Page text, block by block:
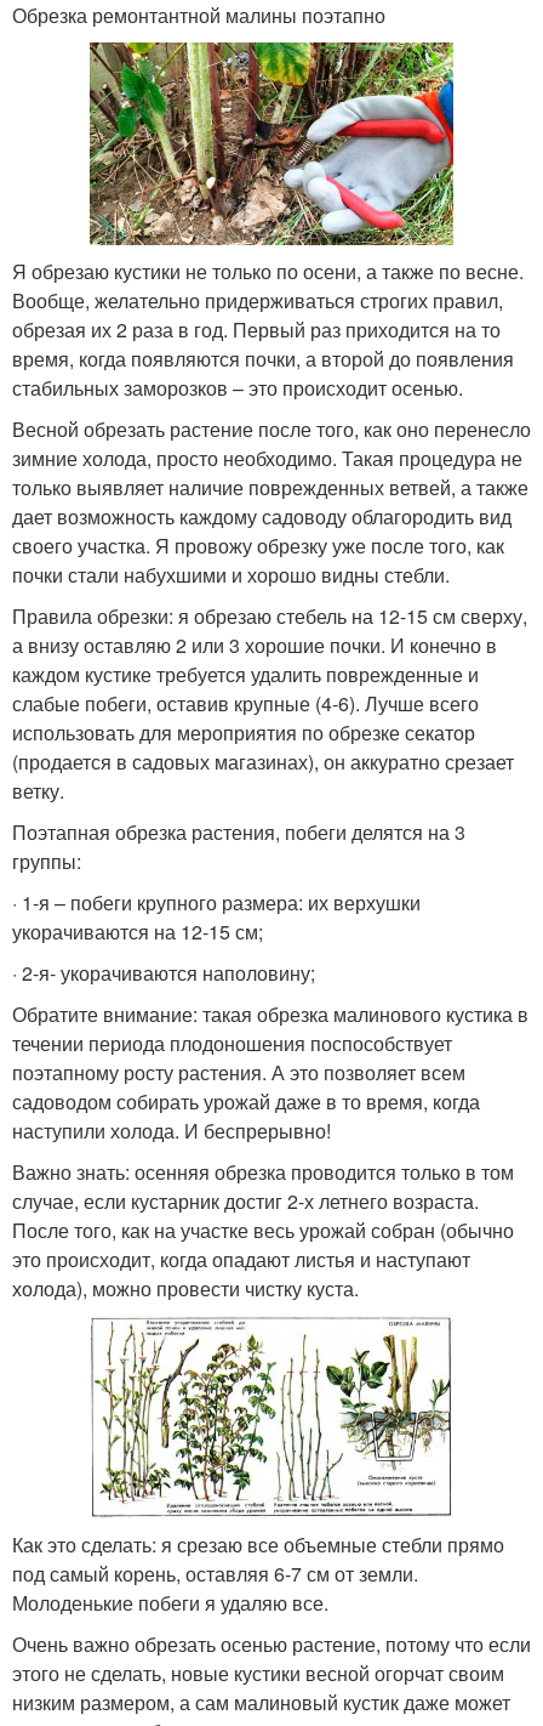
Обрезка ремонтантной малины поэтапно
Я обрезаю кустики не только по осени, а также по весне.
Вообще, желательно придерживаться строгих правил,
обрезая их 2 раза в год. Первый раз приходится на то
время, когда появляются почки, а второй до появления
стабильных заморозков – это происходит осенью.
Весной обрезать растение после того, как оно перенесло
зимние холода, просто необходимо. Такая процедура не
только выявляет наличие поврежденных ветвей, а также
дает возможность каждому садоводу облагородить вид
своего участка. Я провожу обрезку уже после того, как
почки стали набухшими и хорошо видны стебли.
Правила обрезки: я обрезаю стебель на 12-15 см сверху,
а внизу оставляю 2 или 3 хорошие почки. И конечно в
каждом кустике требуется удалить поврежденные и
слабые побеги, оставив крупные (4-6). Лучше всего
использовать для мероприятия по обрезке секатор
(продается в садовых магазинах), он аккуратно срезает
ветку.
Поэтапная обрезка растения, побеги делятся на 3
группы:
· 1-я – побеги крупного размера: их верхушки
укорачиваются на 12-15 см;
· 2-я- укорачиваются наполовину;
Обратите внимание: такая обрезка малинового кустика в
течении периода плодоношения поспособствует
поэтапному росту растения. А это позволяет всем
садоводом собирать урожай даже в то время, когда
наступили холода. И беспрерывно!
Важно знать: осенняя обрезка проводится только в том
случае, если кустарник достиг 2-х летнего возраста.
После того, как на участке весь урожай собран (обычно
это происходит, когда опадают листья и наступают
холода), можно провести чистку куста.
Как это сделать: я срезаю все объемные стебли прямо
под самый корень, оставляя 6-7 см от земли.
Молоденькие побеги я удаляю все.
Очень важно обрезать осенью растение, потому что если
этого не сделать, новые кустики весной огорчат своим
низким размером, а сам малиновый кустик даже может